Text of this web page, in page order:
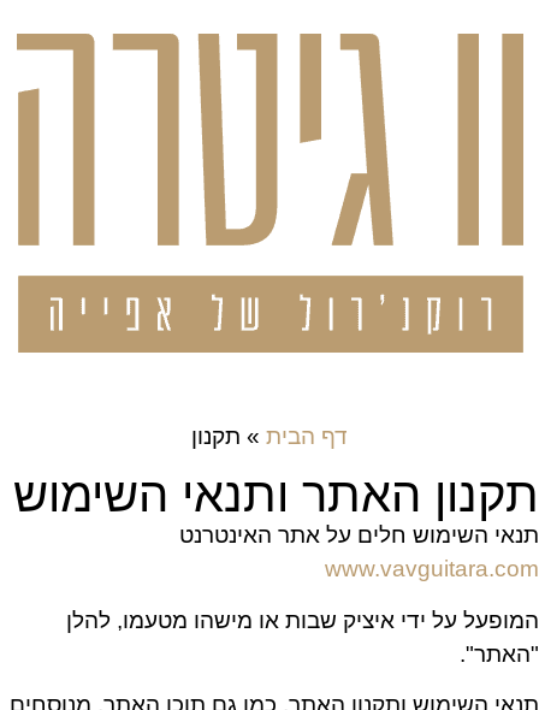
דף הבית » תקנון
תקנון האתר ותנאי השימוש
תנאי השימוש חלים על אתר האינטרנט
www.vavguitara.com
המופעל על ידי איציק שבות או מישהו מטעמו, להלן
"האתר".
תנאי השימוש ותקנון האתר, כמו גם תוכן האתר, מנוסחים